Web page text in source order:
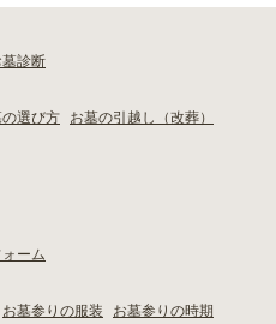
診断
の選び方
お墓の引越し（改葬）
ーム
お墓参りの服装
お墓参りの時期